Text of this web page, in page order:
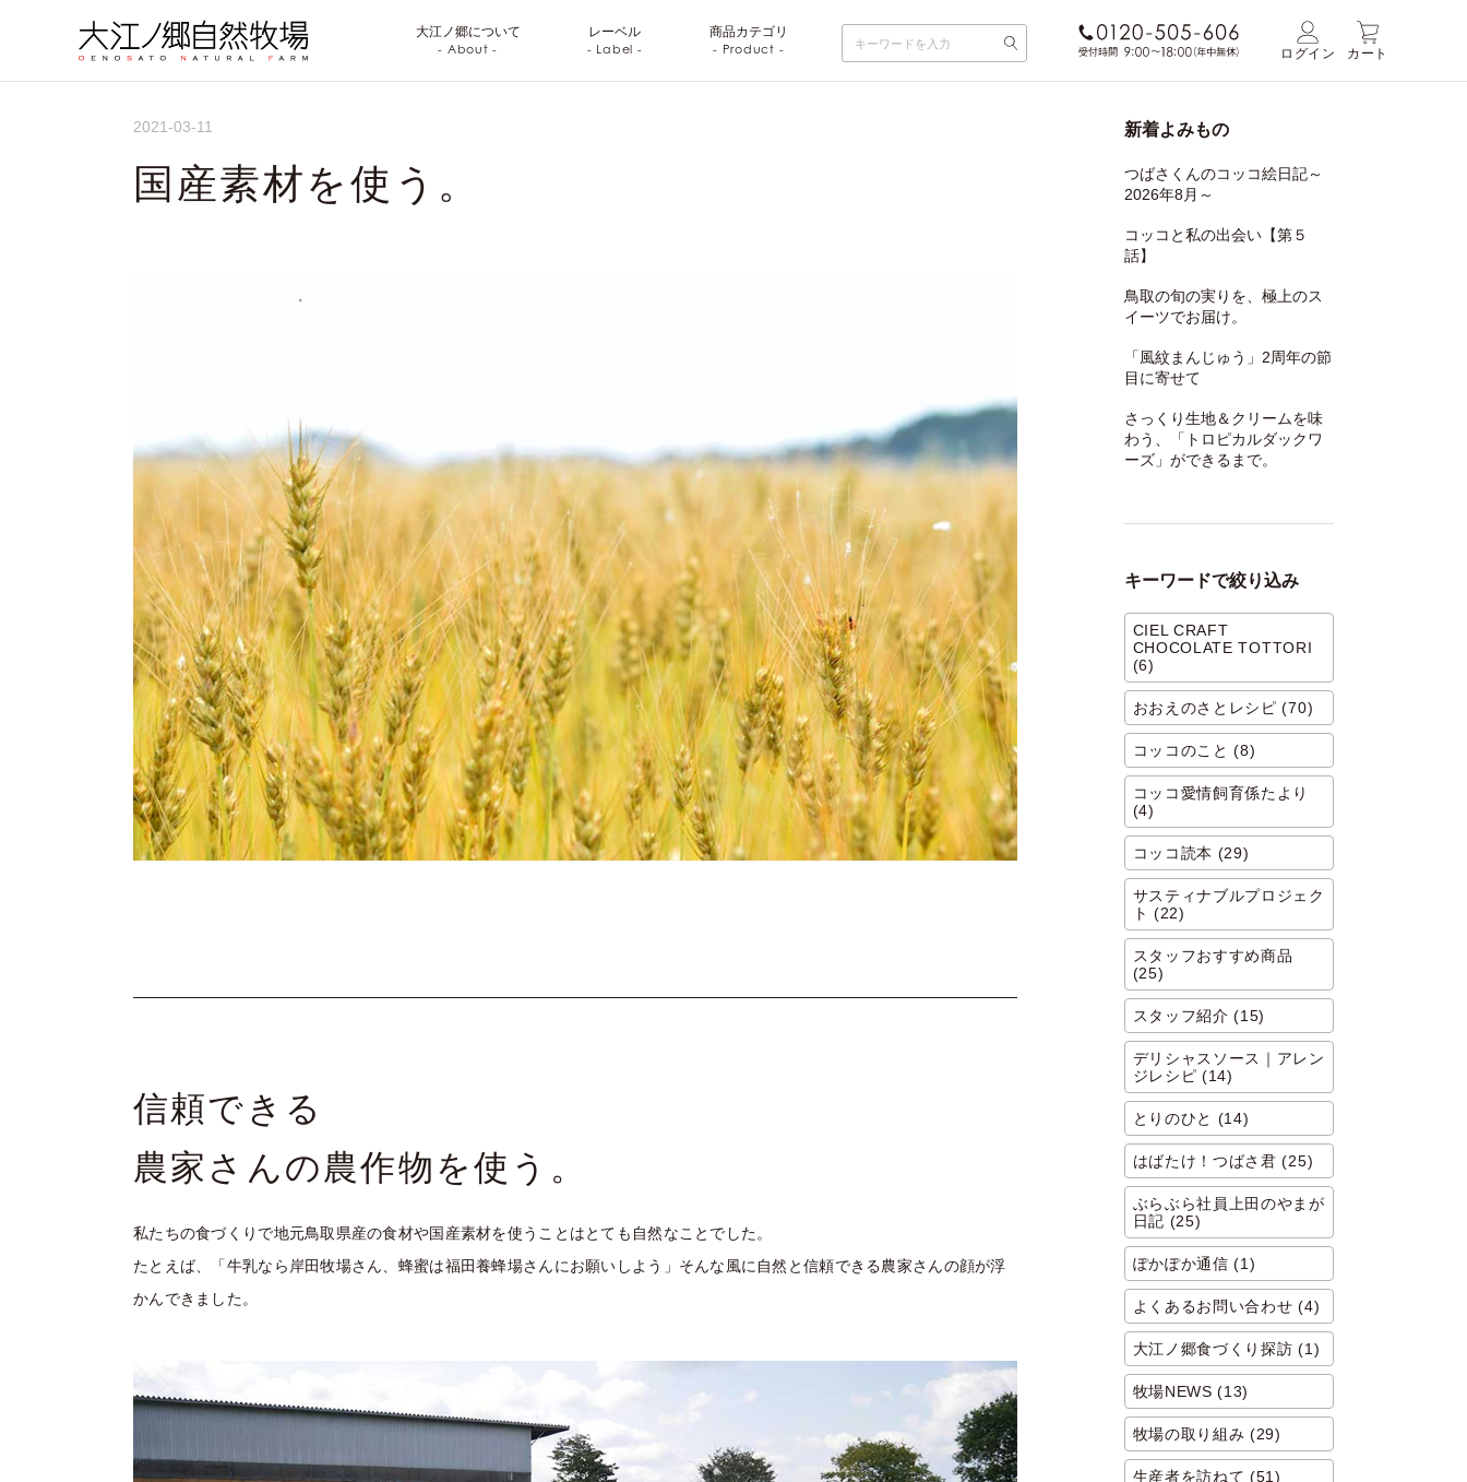
大江ノ郷について
- About -
レーベル
- Label -
商品カテゴリ
- Product -
ログイン カート
2021-03-11
国産素材を使う。
信頼できる
農家さんの農作物を使う。
私たちの食づくりで地元鳥取県産の食材や国産素材を使うことはとても自然なことでした。
たとえば、「牛乳なら岸田牧場さん、蜂蜜は福田養蜂場さんにお願いしよう」そんな風に自然と信頼できる農家さんの顔が浮
かんできました。
新着よみもの
つばさくんのコッコ絵日記～
2026年8月～
コッコと私の出会い【第５
話】
鳥取の旬の実りを、極上のス
イーツでお届け。
「風紋まんじゅう」2周年の節
目に寄せて
さっくり生地＆クリームを味
わう、「トロピカルダックワ
ーズ」ができるまで。
キーワードで絞り込み
CIEL CRAFT
CHOCOLATE TOTTORI
(6)
おおえのさとレシピ (70)
コッコのこと (8)
コッコ愛情飼育係たより
(4)
コッコ読本 (29)
サスティナブルプロジェク
ト (22)
スタッフおすすめ商品
(25)
スタッフ紹介 (15)
デリシャスソース｜アレン
ジレシピ (14)
とりのひと (14)
はばたけ！つばさ君 (25)
ぶらぶら社員上田のやまが
日記 (25)
ぽかぽか通信 (1)
よくあるお問い合わせ (4)
大江ノ郷食づくり探訪 (1)
牧場NEWS (13)
牧場の取り組み (29)
生産者を訪ねて (51)